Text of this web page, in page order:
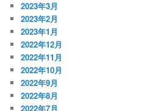
2023年3月
2023年2月
2023年1月
2022年12月
2022年11月
2022年10月
2022年9月
2022年8月
2022年7月